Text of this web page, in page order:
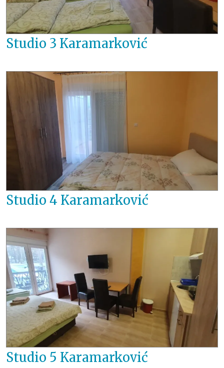
Studio 3 Karamarković
Studio 4 Karamarković
Studio 5 Karamarković